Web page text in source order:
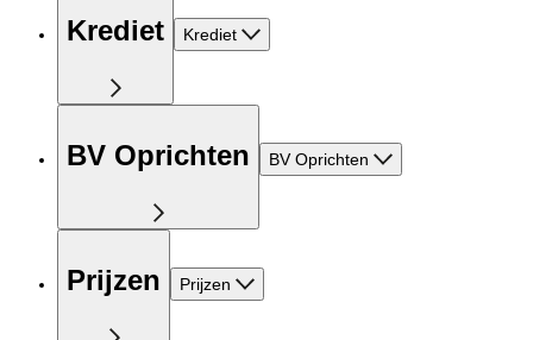
Krediet Krediet
BV Oprichten BV Oprichten
Prijzen Prijzen